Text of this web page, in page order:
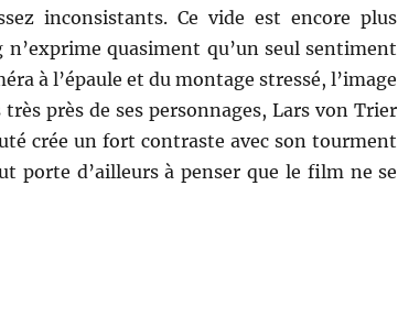
inconsistants. Ce vide est encore plus
quasiment qu’un seul sentiment
à l’épaule et du montage stressé, l’image
près de ses personnages, Lars von Trier
crée un fort contraste avec son tourment
porte d’ailleurs à penser que le film ne se